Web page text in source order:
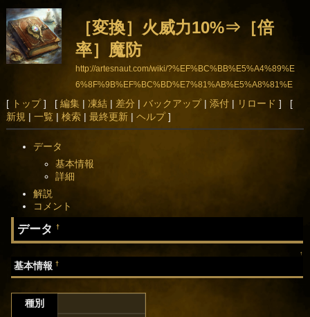
［変換］火威力10%⇒［倍
率］魔防
http://artesnaut.com/wiki/?%EF%BC%BB%E5%A4%89%E
6%8F%9B%EF%BC%BD%E7%81%AB%E5%A8%81%E
5%8A%9B10%25%E2%87%92%EF%BC%BB%E5%80%8
D%E7%8E%87%EF%BC%BD%E9%AD%94%E9%98%B2
[ トップ] [ 編集| 凍結 | 差分 | バックアップ| 添付| リロード ] [
新規 | 一覧| 検索| 最終更新| ヘルプ]
データ
基本情報
詳細
解説
コメント
データ†
↑
基本情報†
種別